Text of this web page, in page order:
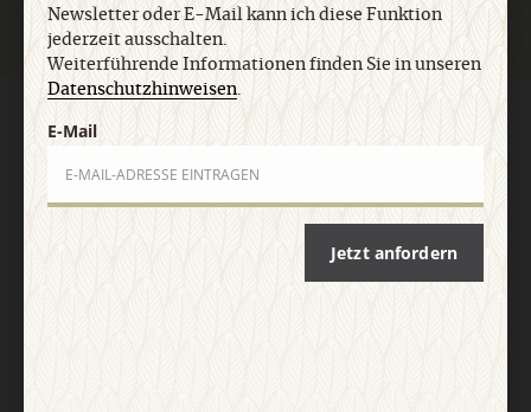
AGB und Widerrufsbelehrung
Impressum
Abo online kündigen
Newsletter oder E-Mail kann ich diese Funktion
jederzeit ausschalten.
Weiterführende Informationen finden Sie in unseren
Datenschutzhinweisen.
E-Mail
Jetzt anfordern